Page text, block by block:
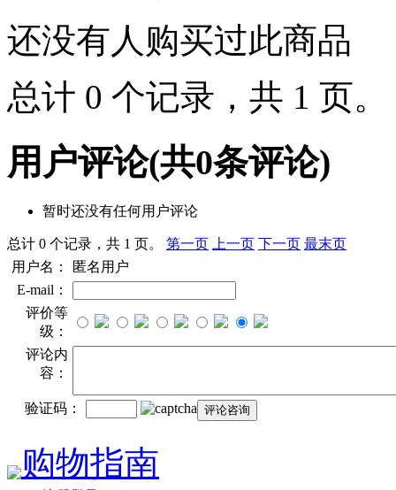
还没有人购买过此商品
总计 0 个记录，共 1 页。
用户评论(共0条评论)
暂时还没有任何用户评论
总计 0 个记录，共 1 页。 第一页 上一页 下一页 最末页
用户名：
匿名用户
E-mail：
评价等
级：
评论内
容：
验证码：
购物指南